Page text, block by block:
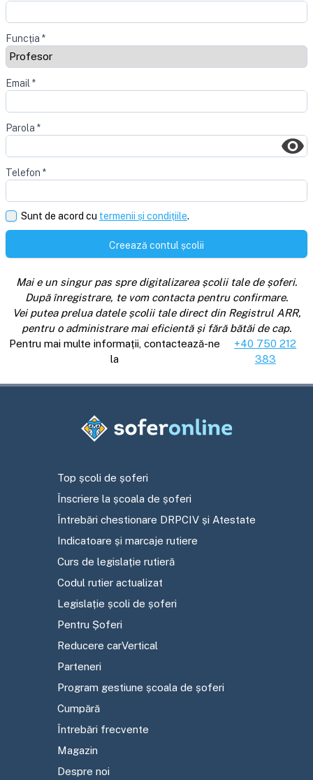
Funcția *
Email *
Parola *
Telefon *
Sunt de acord cu termenii și condițiile.
Creează contul școlii
Mai e un singur pas spre digitalizarea școlii tale de șoferi.
După înregistrare, te vom contacta pentru confirmare.
Vei putea prelua datele școlii tale direct din Registrul ARR,
pentru o administrare mai eficientă și fără bătăi de cap.
Pentru mai multe informații, contactează-ne
la
+40 750 212
383
Top școli de șoferi
Înscriere la școala de șoferi
Întrebări chestionare DRPCIV și Atestate
Indicatoare și marcaje rutiere
Curs de legislație rutieră
Codul rutier actualizat
Legislație școli de șoferi
Pentru Șoferi
Reducere carVertical
Parteneri
Program gestiune școala de șoferi
Cumpără
Întrebări frecvente
Magazin
Despre noi